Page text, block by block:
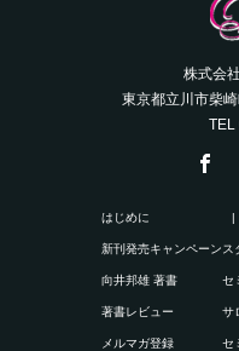
株式会
東京都立川市柴
TEL
はじめに
新刊発売キャンペーン
向井邦雄 著書
著書レビュー
メルマガ登録
ス
セ
サ
セ